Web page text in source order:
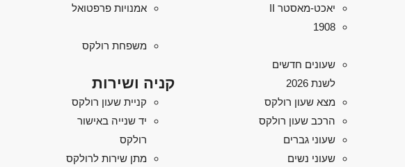
יאכט-מאסטר II
1908
שעונים חדשים
לשנת 2026
מצא שעון רולקס
הרכב שעון רולקס
שעוני גברים
שעוני נשים
אמנויות פרפטואל
משפחת רולקס
קניה ושירות
קניית שעון רולקס
יד שנייה באישור
רולקס
מתן שירות לרולקס